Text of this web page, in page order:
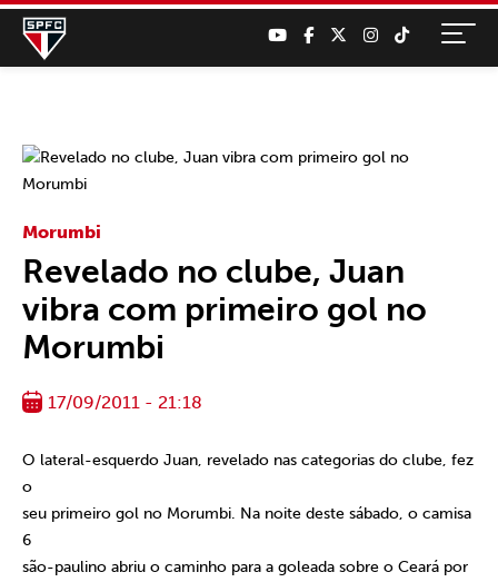
Morumbi
Revelado no clube, Juan
vibra com primeiro gol no
Morumbi
17/09/2011 - 21:18
O lateral-esquerdo Juan, revelado nas categorias do clube, fez
o
seu primeiro gol no Morumbi. Na noite deste sábado, o camisa
6
são-paulino abriu o caminho para a goleada sobre o Ceará por